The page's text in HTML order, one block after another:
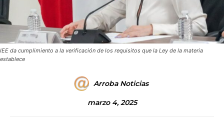
IEE da cumplimiento a la verificación de los requisitos que la Ley de la materia
establece
Arroba Noticias
marzo 4, 2025